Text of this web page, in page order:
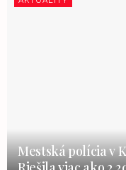
Mestská polícia v